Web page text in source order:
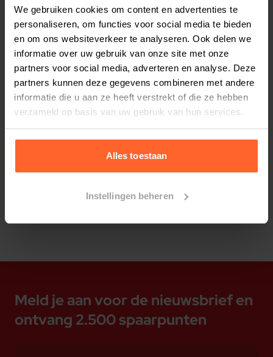
We gebruiken cookies om content en advertenties te
personaliseren, om functies voor social media te bieden
en om ons websiteverkeer te analyseren. Ook delen we
informatie over uw gebruik van onze site met onze
partners voor social media, adverteren en analyse. Deze
partners kunnen deze gegevens combineren met andere
informatie die u aan ze heeft verstrekt of die ze hebben
verzameld op basis van uw gebruik van hun services.
Alles toestaan
Instellingen beheren
Stel uw bestelherinnering in:(2 weken)
2 weken
Elke
4 weken
Elke
6 weken
Elke
8 weken
Elke
10 weken
Elke
12 weken
Meld je aan voor de nieuwsbrief en
ontvang 2.500 spaarpunten